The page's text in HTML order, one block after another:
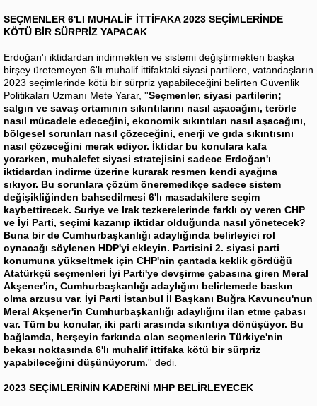
SEÇMENLER 6'LI MUHALİF İTTİFAKA 2023 SEÇİMLERİNDE
KÖTÜ BİR SÜRPRİZ YAPACAK
Erdoğan'ı iktidardan indirmekten ve sistemi değiştirmekten başka
birşey üretemeyen 6'lı muhalif ittifaktaki siyasi partilere, vatandaşların
2023 seçimlerinde kötü bir sürpriz yapabileceğini belirten Güvenlik
Politikaları Uzmanı Mete Yarar, ''Seçmenler, siyasi partilerin;
salgın ve savaş ortamının sıkıntılarını nasıl aşacağını, terörle
nasıl mücadele edeceğini, ekonomik sıkıntıları nasıl aşacağını,
bölgesel sorunları nasıl çözeceğini, enerji ve gıda sıkıntısını
nasıl çözeceğini merak ediyor. İktidar bu konulara kafa
yorarken, muhalefet siyasi stratejisini sadece Erdoğan'ı
iktidardan indirme üzerine kurarak resmen kendi ayağına
sıkıyor. Bu sorunlara çözüm öneremedikçe sadece sistem
değişikliğinden bahsedilmesi 6'lı masadakilere seçim
kaybettirecek. Suriye ve Irak tezkerelerinde farklı oy veren CHP
ve İyi Parti, seçimi kazanıp iktidar olduğunda nasıl yönetecek?
Buna bir de Cumhurbaşkanlığı adaylığında belirleyici rol
oynacağı söylenen HDP'yi ekleyin. Partisini 2. siyasi parti
konumuna yükseltmek için CHP'nin çantada keklik gördüğü
Atatürkçü seçmenleri İyi Parti'ye devşirme çabasına giren Meral
Akşener'in, Cumhurbaşkanlığı adaylığını belirlemede baskın
olma arzusu var. İyi Parti İstanbul İl Başkanı Buğra Kavuncu'nun
Meral Akşener'in Cumhurbaşkanlığı adaylığını ilan etme çabası
var. Tüm bu konular, iki parti arasında sıkıntıya dönüşüyor. Bu
bağlamda, herşeyin farkında olan seçmenlerin Türkiye'nin
bekası noktasında 6'lı muhalif ittifaka kötü bir sürpriz
yapabileceğini düşünüyorum.'' dedi.
2023 SEÇİMLERİNİN KADERİNİ MHP BELİRLEYECEK